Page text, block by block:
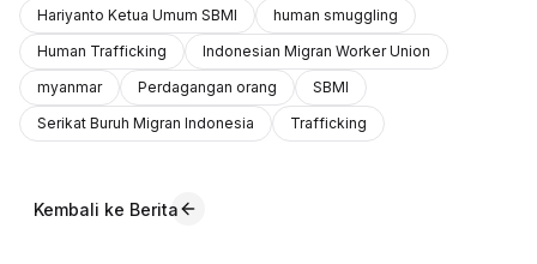
Hariyanto Ketua Umum SBMI
human smuggling
Human Trafficking
Indonesian Migran Worker Union
myanmar
Perdagangan orang
SBMI
Serikat Buruh Migran Indonesia
Trafficking
Kembali ke Berita